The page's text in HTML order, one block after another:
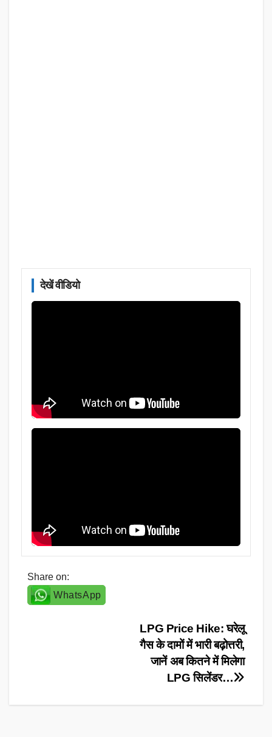
देखें वीडियो
Share on:
WhatsApp
LPG Price Hike: घरेलू
गैस के दामों में भारी बढ़ोत्तरी,
जानें अब कितने में मिलेगा
LPG सिलेंडर…